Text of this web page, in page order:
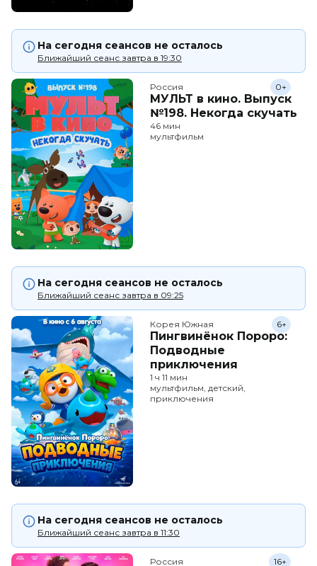
На сегодня сеансов не осталось
Ближайший сеанс завтра в 19:30
Россия
МУЛЬТ в кино. Выпуск
№198. Некогда скучать
0+
46 мин
мультфильм
На сегодня сеансов не осталось
Ближайший сеанс завтра в 09:25
Корея Южная
Пингвинёнок Пороро:
Подводные
приключения
6+
1 ч 11 мин
мультфильм, детский,
приключения
На сегодня сеансов не осталось
Ближайший сеанс завтра в 11:30
Россия 16+